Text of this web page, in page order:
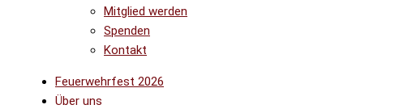
Mitglied werden
Spenden
Kontakt
Feuerwehrfest 2026
Über uns